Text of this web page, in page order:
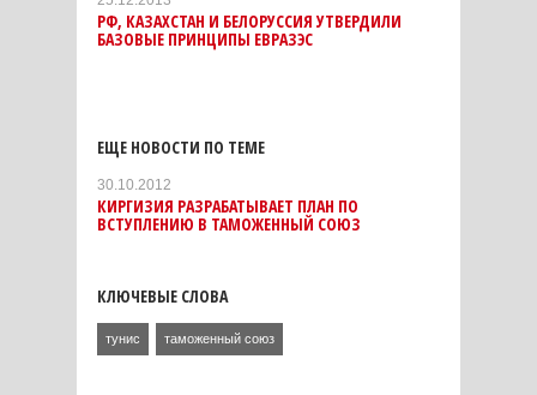
РФ, КАЗАХСТАН И БЕЛОРУССИЯ УТВЕРДИЛИ
БАЗОВЫЕ ПРИНЦИПЫ ЕВРАЗЭС
ЕЩЕ НОВОСТИ ПО ТЕМЕ
30.10.2012
КИРГИЗИЯ РАЗРАБАТЫВАЕТ ПЛАН ПО
ВСТУПЛЕНИЮ В ТАМОЖЕННЫЙ СОЮЗ
КЛЮЧЕВЫЕ СЛОВА
тунис таможенный союз